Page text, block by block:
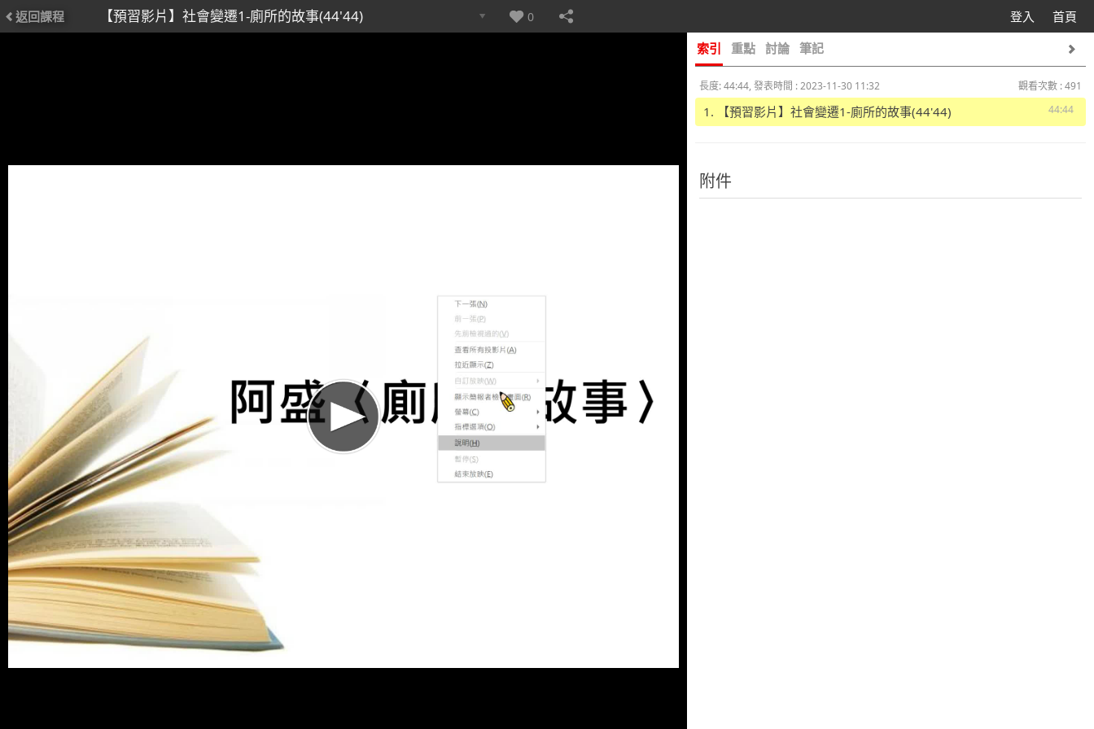
登入 首頁
0
返回課程 【預習影片】社會變遷1-廁所的故事(44'44)
索引 重點 討論 筆記
長度: 44:44, 發表時間 : 2023-11-30 11:32
觀看次數 : 491
44:44
1. 【預習影片】社會變遷1-廁所的故事(44'44)
附件